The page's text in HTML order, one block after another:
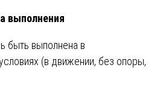
выполнения
быть выполнена в
(в движении, без опоры,